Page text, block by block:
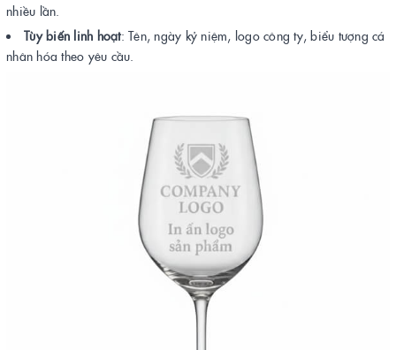
nhiều lần.
Tùy biến linh hoạt: Tên, ngày kỷ niệm, logo công ty, biểu tượng cá
nhân hóa theo yêu cầu.